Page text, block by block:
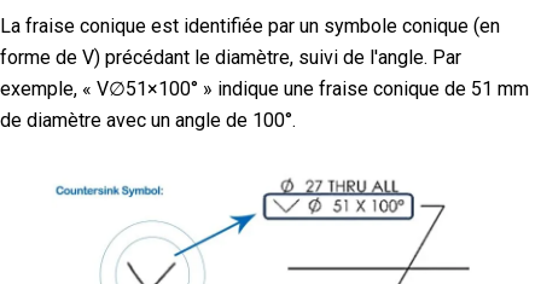
La fraise conique est identifiée par un symbole conique (en
forme de V) précédant le diamètre, suivi de l'angle. Par
exemple, « V∅51×100° » indique une fraise conique de 51 mm
de diamètre avec un angle de 100°.